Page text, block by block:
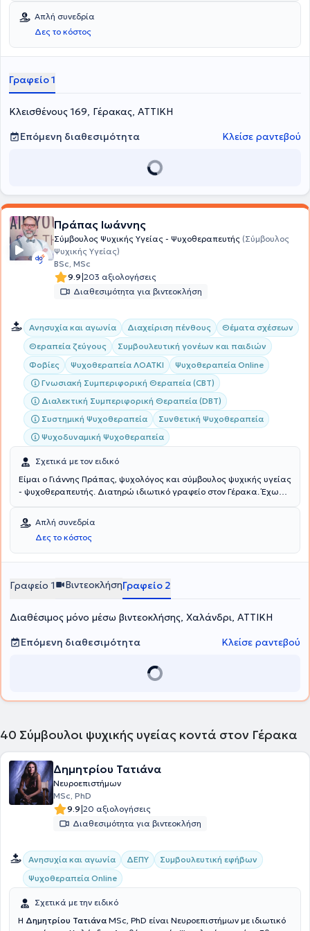
Απλή συνεδρία
Δες το κόστος
Γραφείο 1
Κλεισθένους 169, Γέρακας, ΑΤΤΙΚΗ
Επόμενη διαθεσιμότητα
Κλείσε ραντεβού
Πράπας Ιωάννης
Σύμβουλος Ψυχικής Υγείας - Ψυχοθεραπευτής (Σύμβουλος
Ψυχικής Υγείας)
BSc, MSc
9.9|203 αξιολογήσεις
Διαθεσιμότητα για βιντεοκλήση
Ανησυχία και αγωνία Διαχείριση πένθους
Θέματα σχέσεων
Θεραπεία ζεύγους
Συμβουλευτική γονέων και παιδιών
Φοβίες
Ψυχοθεραπεία ΛΟΑΤΚΙ
Ψυχοθεραπεία Online
Γνωσιακή Συμπεριφορική Θεραπεία (CBT)
Διαλεκτική Συμπεριφορική Θεραπεία (DBT)
Συστημική Ψυχοθεραπεία
Συνθετική Ψυχοθεραπεία
Ψυχοδυναμική Ψυχοθεραπεία
Σχετικά με τον ειδικό
Είμαι ο Γιάννης Πράπας, ψυχολόγος και σύμβουλος ψυχικής υγείας
- ψυχοθεραπευτής. Διατηρώ ιδιωτικό γραφείο στον Γέρακα. Έχω
University) Ψυχολογία, στην Ελλάδα (Ε.Κ.Π.Α. και Ε.Α.Π. Ανοικτό
Πανεπιστήμιο) και στο εξωτερικό (Scotland, Edinburgh) Γνωσιακή
και Συμπεριφοριστική Ψυχοθεραπεία, Ψυχογλωσσολογία και
Συμβουλευτική, Εκπαίδευση Ενηλίκων και Συμβουλευτική στον
Συνθετική-Απαρτιωτική Ψυχοθεραπεία, στη Συμβουλευτική και τη
Θετική Ψυχοθεραπεία. Επίσης, συνεργάζομαι σε επίπεδο
ιδιωτικούς φορείς. Στο γραφείο μου αναλαμβάνω περιστατικά που
ψυχικής υγείας. Εξειδικεύομαι στη Συμβουλευτική Γονέων και
φάσματος ψυχολογικών και ψυχιατρικών περιστατικών, καθώς
και επαγγελματικού προσανατολισμού εφήβων και ενηλίκων.
Απλή συνεδρία
Δες το κόστος
Γραφείο 1 ΒιντεοκλήσηΓραφείο 2
Διαθέσιμος μόνο μέσω βιντεοκλήσης, Χαλάνδρι, ΑΤΤΙΚΗ
Επόμενη διαθεσιμότητα
Κλείσε ραντεβού
40 Σύμβουλοι ψυχικής υγείας κοντά στον Γέρακα
Δημητρίου Τατιάνα
Νευροεπιστήμων
MSc, PhD
9.9|20 αξιολογήσεις
Διαθεσιμότητα για βιντεοκλήση
Ανησυχία και αγωνία ΔΕΠΥ
Συμβουλευτική εφήβων
Ψυχοθεραπεία Online
Σχετικά με την ειδικό
Η Δημητρίου Τατιάνα MSc, PhD είναι Νευροεπιστήμων με ιδιωτικό